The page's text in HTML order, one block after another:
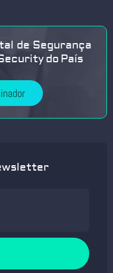
de Segurança
do País